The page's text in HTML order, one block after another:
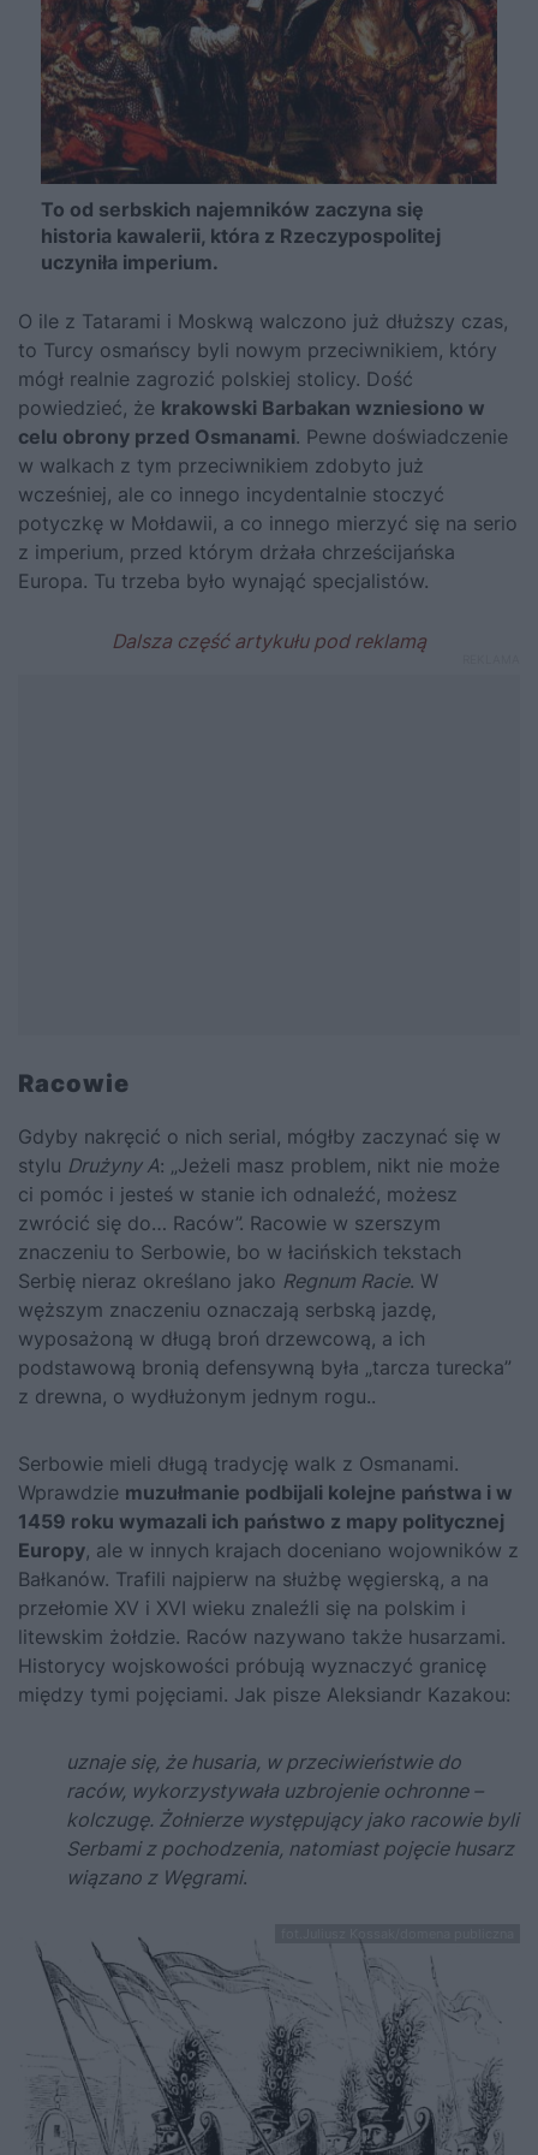
To od serbskich najemników zaczyna się
historia kawalerii, która z Rzeczypospolitej
uczyniła imperium.
O ile z Tatarami i Moskwą walczono już dłuższy czas,
to Turcy osmańscy byli nowym przeciwnikiem, który
mógł realnie zagrozić polskiej stolicy. Dość
powiedzieć, że krakowski Barbakan wzniesiono w
celu obrony przed Osmanami. Pewne doświadczenie
w walkach z tym przeciwnikiem zdobyto już
wcześniej, ale co innego incydentalnie stoczyć
potyczkę w Mołdawii, a co innego mierzyć się na serio
z imperium, przed którym drżała chrześcijańska
Europa. Tu trzeba było wynająć specjalistów.
Racowie
Gdyby nakręcić o nich serial, mógłby zaczynać się w
stylu Drużyny A: „Jeżeli masz problem, nikt nie może
ci pomóc i jesteś w stanie ich odnaleźć, możesz
zwrócić się do… Raców”. Racowie w szerszym
znaczeniu to Serbowie, bo w łacińskich tekstach
Serbię nieraz określano jako Regnum Racie. W
węższym znaczeniu oznaczają serbską jazdę,
wyposażoną w długą broń drzewcową, a ich
podstawową bronią defensywną była „tarcza turecka”
z drewna, o wydłużonym jednym rogu..
Serbowie mieli długą tradycję walk z Osmanami.
Wprawdzie muzułmanie podbijali kolejne państwa i w
1459 roku wymazali ich państwo z mapy politycznej
Europy, ale w innych krajach doceniano wojowników z
Bałkanów. Trafili najpierw na służbę węgierską, a na
przełomie XV i XVI wieku znaleźli się na polskim i
litewskim żołdzie. Raców nazywano także husarzami.
Historycy wojskowości próbują wyznaczyć granicę
między tymi pojęciami. Jak pisze Aleksiandr Kazakou:
uznaje się, że husaria, w przeciwieństwie do
raców, wykorzystywała uzbrojenie ochronne –
kolczugę. Żołnierze występujący jako racowie byli
Serbami z pochodzenia, natomiast pojęcie husarz
wiązano z Węgrami.